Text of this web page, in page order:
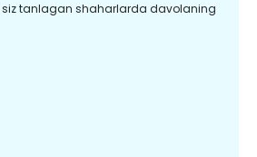
tanlagan shaharlarda davolaning